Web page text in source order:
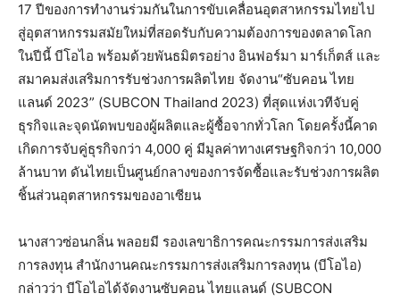
17 ปีของการทำงานร่วมกันในการขับเคลื่อนอุตสาหกรรมไทยไป
สู่อุตสาหกรรมสมัยใหม่ที่สอดรับกับความต้องการของตลาดโลก
ในปีนี้ บีโอไอ พร้อมด้วยพันธมิตรอย่าง อินฟอร์มา มาร์เก็ตส์ และ
สมาคมส่งเสริมการรับช่วงการผลิตไทย จัดงาน“ซับคอน ไทย
แลนด์ 2023” (SUBCON Thailand 2023) ที่สุดแห่งเวทีจับคู่
ธุรกิจและจุดนัดพบของผู้ผลิตและผู้ซื้อจากทั่วโลก โดยครั้งนี้คาด
เกิดการจับคู่ธุรกิจกว่า 4,000 คู่ มีมูลค่าทางเศรษฐกิจกว่า 10,000
ล้านบาท ดันไทยเป็นศูนย์กลางของการจัดซื้อและรับช่วงการผลิต
ชิ้นส่วนอุตสาหกรรมของอาเซียน
นางสาวซ่อนกลิ่น พลอยมี รองเลขาธิการคณะกรรมการส่งเสริม
การลงทุน สำนักงานคณะกรรมการส่งเสริมการลงทุน (บีโอไอ)
กล่าวว่า บีโอไอได้จัดงานซับคอน ไทยแลนด์ (SUBCON